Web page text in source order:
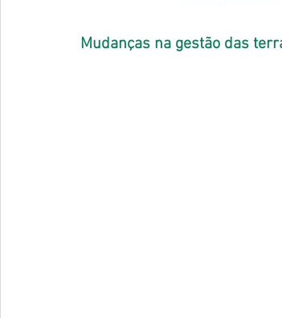
Mudanças na gestão das